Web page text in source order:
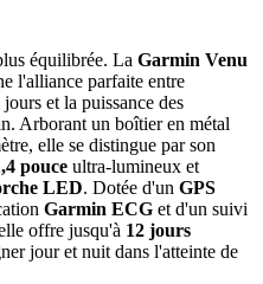
équilibrée. La Garmin Venu
l'alliance parfaite entre
et la puissance des
Arborant un boîtier en métal
elle se distingue par son
pouce ultra-lumineux et
LED. Dotée d'un GPS
Garmin ECG et d'un suivi
offre jusqu'à 12 jours
jour et nuit dans l'atteinte de